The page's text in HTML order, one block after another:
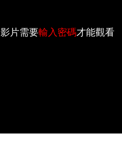
影片需要輸入密碼才能觀看